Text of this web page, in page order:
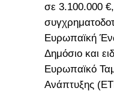
σε 3.100.000
Ευρωπαϊκή
Δημόσιο και
Ευρωπαϊκό
Ανάπτυξης